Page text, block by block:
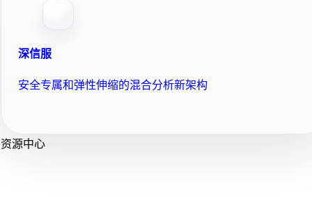
深信服
安全专属和弹性伸缩的混合分析新架构
资源中心